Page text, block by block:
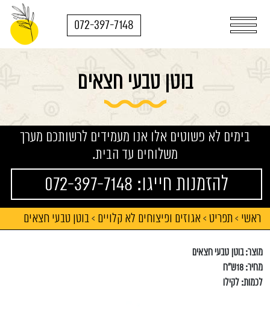
072-397-7148
בוטן טבעי חצאים
בימים לא פשוטים אלו אנו מעמידים לרשותכם מערך
משלוחים עד הבית.
להזמנות חייגו: 072-397-7148
ראשי > תפריט > אגוזים ופיצוחים לא קלויים > בוטן טבעי חצאים
מוצר: בוטן טבעי חצאים
מחיר: 18ש"ח
לכמות: לקילו